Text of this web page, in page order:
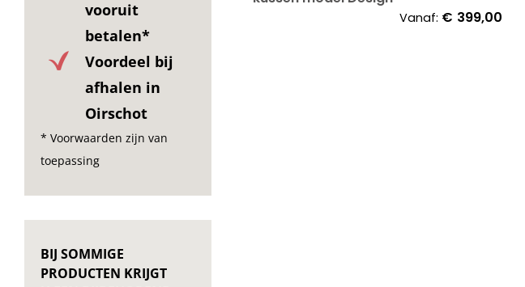
Vanaf: € 399,00
vooruit
betalen*
Voordeel bij
afhalen in
Oirschot
* Voorwaarden zijn van
toepassing
BIJ SOMMIGE
PRODUCTEN KRIJGT